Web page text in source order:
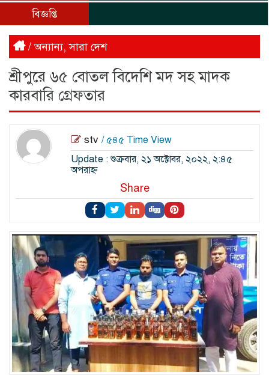
বিজ্ঞপ্তি
/অন্যান্য,সারা দেশ
শ্রীপুরে ৬৫ বোতল বিদেশি মদ সহ মাদক
কারবারি গ্রেফতার
stv / ৫৪৫ Time View
Update : শুক্রবার, ২১ অক্টোবর, ২০২২, ২:৪৫
অপরাহ্ন
Share